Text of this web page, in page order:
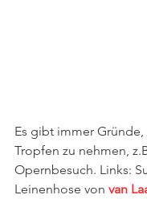
Es gibt immer
Tropfen zu nehmen,
Opernbesuch. Links:
Leinenhose von van